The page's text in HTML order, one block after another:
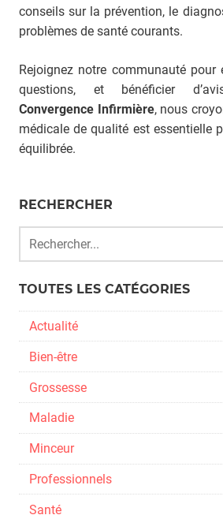
conseils sur la prévention, le
problèmes de santé courants.
Rejoignez notre communauté pour
questions, et bénéficier
Convergence Infirmière, nous
médicale de qualité est essentielle
équilibrée.
RECHERCHER
TOUTES LES CATÉGORIES
Actualité
Bien-être
Grossesse
Maladie
Minceur
Professionnels
Santé